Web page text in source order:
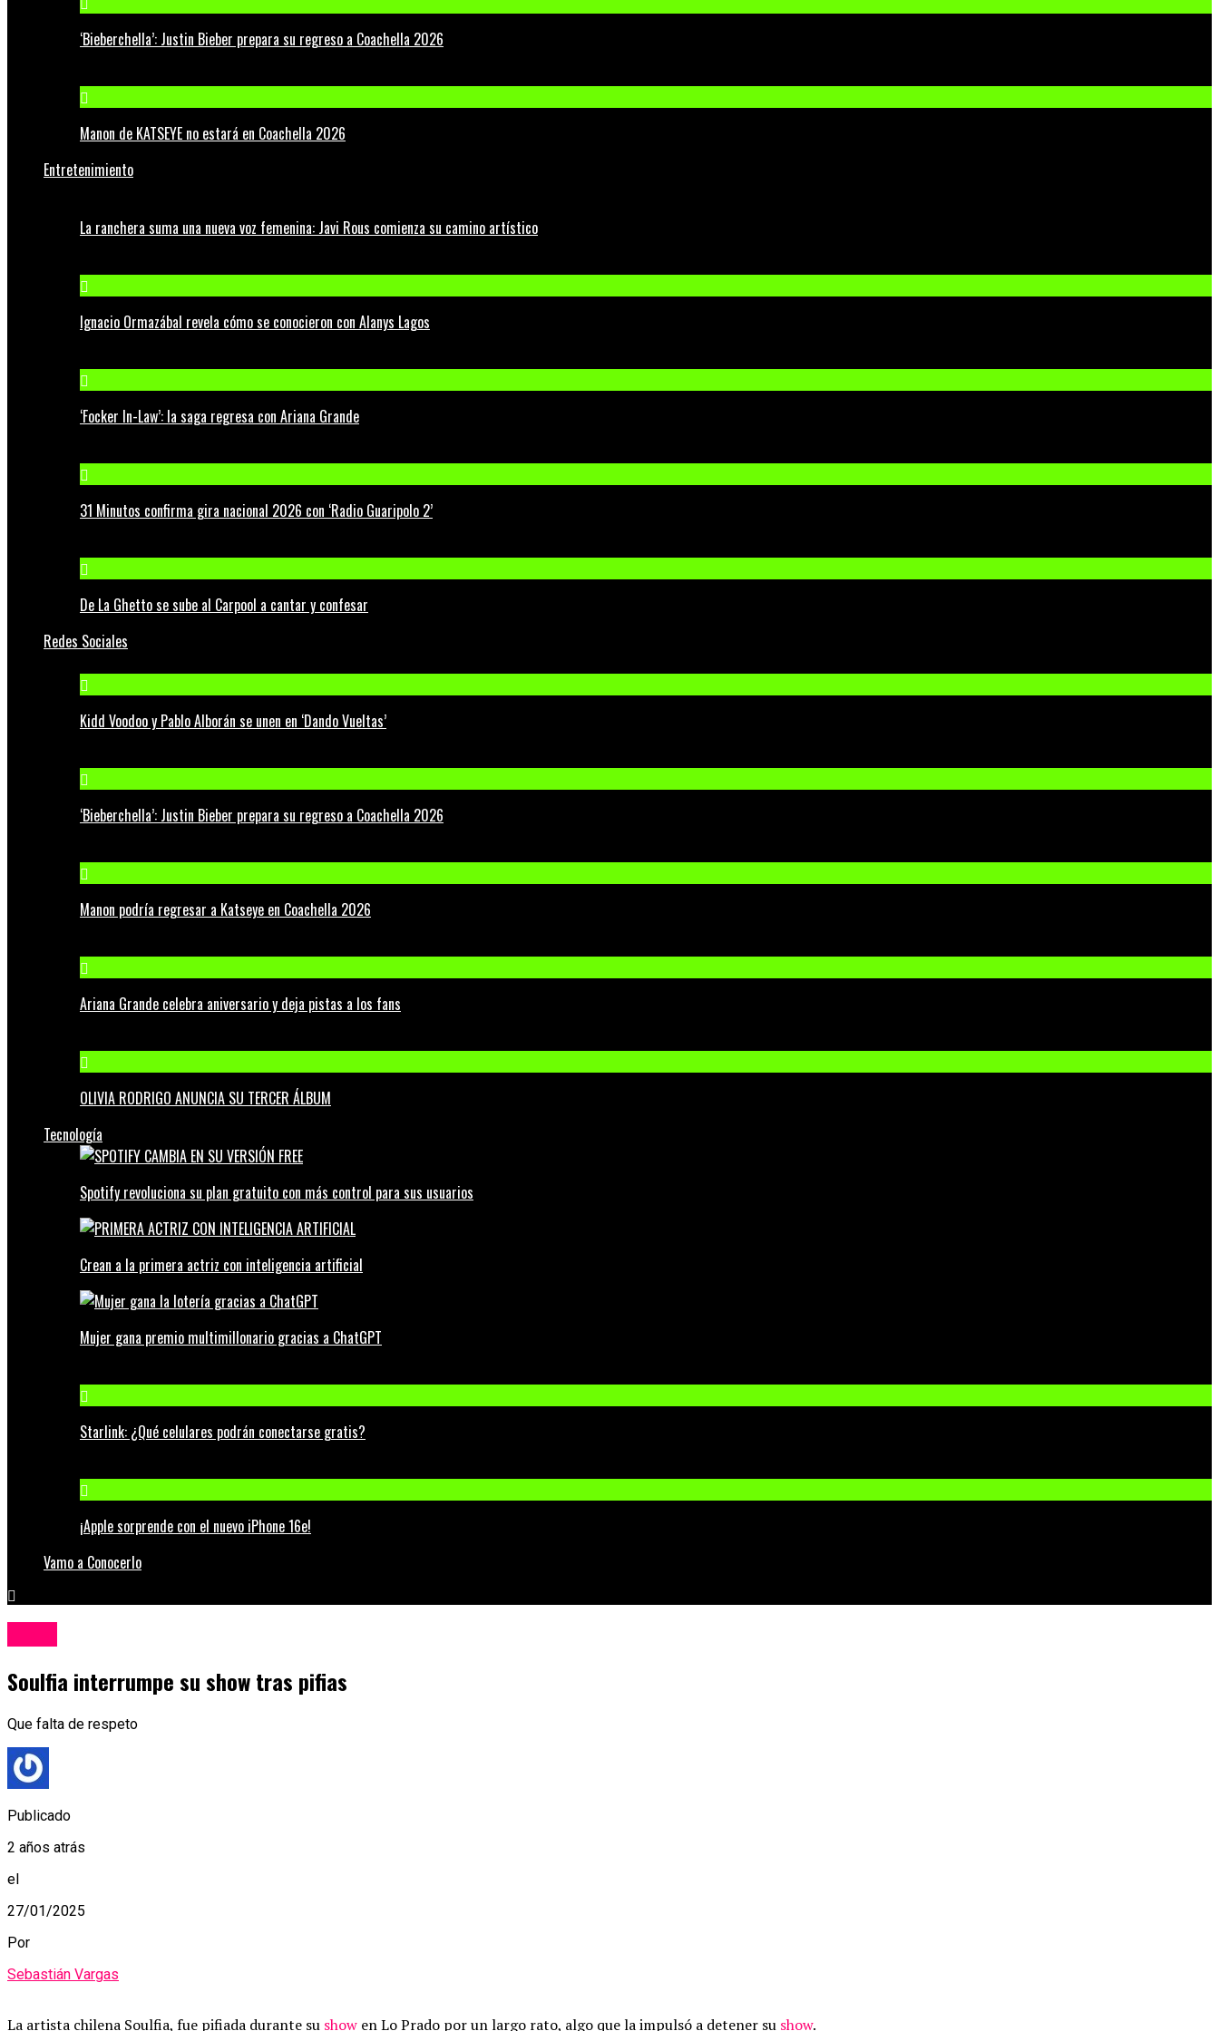
‘Bieberchella’: Justin Bieber prepara su regreso a Coachella 2026
Manon de KATSEYE no estará en Coachella 2026
Entretenimiento
La ranchera suma una nueva voz femenina: Javi Rous comienza su camino artístico
Ignacio Ormazábal revela cómo se conocieron con Alanys Lagos
‘Focker In-Law’: la saga regresa con Ariana Grande
31 Minutos confirma gira nacional 2026 con ‘Radio Guaripolo 2’
De La Ghetto se sube al Carpool a cantar y confesar
Redes Sociales
Kidd Voodoo y Pablo Alborán se unen en ‘Dando Vueltas’
‘Bieberchella’: Justin Bieber prepara su regreso a Coachella 2026
Manon podría regresar a Katseye en Coachella 2026
Ariana Grande celebra aniversario y deja pistas a los fans
OLIVIA RODRIGO ANUNCIA SU TERCER ÁLBUM
Tecnología
Spotify revoluciona su plan gratuito con más control para sus usuarios
Crean a la primera actriz con inteligencia artificial
Mujer gana premio multimillonario gracias a ChatGPT
Starlink: ¿Qué celulares podrán conectarse gratis?
¡Apple sorprende con el nuevo iPhone 16e!
Vamo a Conocerlo
Soulfia interrumpe su show tras pifias
Que falta de respeto
Publicado
2 años atrás
el
27/01/2025
Por
Sebastián Vargas
La artista chilena Soulfia, fue pifiada durante su show en Lo Prado por un largo rato, algo que la impulsó a detener su show.